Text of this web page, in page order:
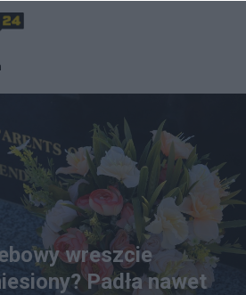
wreszcie
Padła nawet